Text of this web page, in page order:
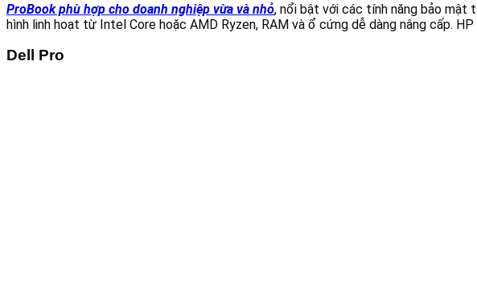
ProBook phù hợp cho doanh nghiệp vừa và nhỏ, nổi bật với các tính năng bảo mật
hình linh hoạt từ Intel Core hoặc AMD Ryzen, RAM và ổ cứng dễ dàng nâng cấp.
Dell Pro